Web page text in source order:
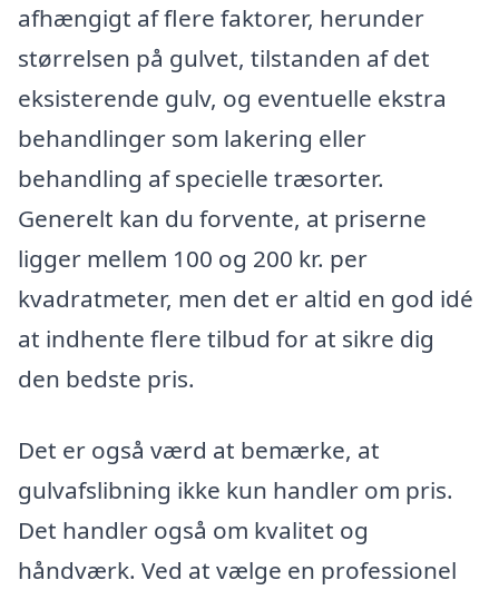
afhængigt af flere faktorer, herunder
størrelsen på gulvet, tilstanden af det
eksisterende gulv, og eventuelle ekstra
behandlinger som lakering eller
behandling af specielle træsorter.
Generelt kan du forvente, at priserne
ligger mellem 100 og 200 kr. per
kvadratmeter, men det er altid en god idé
at indhente flere tilbud for at sikre dig
den bedste pris.
Det er også værd at bemærke, at
gulvafslibning ikke kun handler om pris.
Det handler også om kvalitet og
håndværk. Ved at vælge en professionel